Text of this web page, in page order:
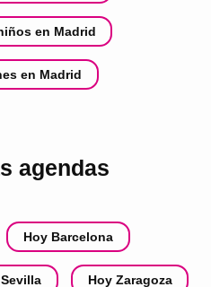
en Madrid
en Madrid
agendas
Hoy Barcelona
Hoy Zaragoza